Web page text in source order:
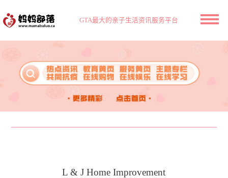
GTA最大的亲子生活资讯服务平台
L & J Home Improvement